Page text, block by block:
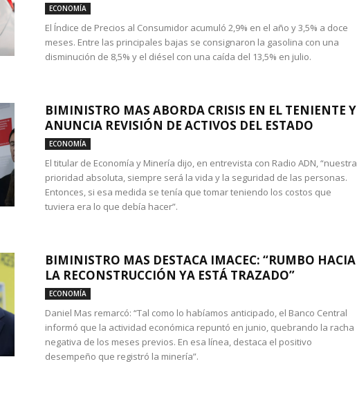
ECONOMÍA
El Índice de Precios al Consumidor acumuló 2,9% en el año y 3,5% a doce
meses. Entre las principales bajas se consignaron la gasolina con una
disminución de 8,5% y el diésel con una caída del 13,5% en julio.
BIMINISTRO MAS ABORDA CRISIS EN EL TENIENTE Y
ANUNCIA REVISIÓN DE ACTIVOS DEL ESTADO
ECONOMÍA
El titular de Economía y Minería dijo, en entrevista con Radio ADN, “nuestra
prioridad absoluta, siempre será la vida y la seguridad de las personas.
Entonces, si esa medida se tenía que tomar teniendo los costos que
tuviera era lo que debía hacer”.
BIMINISTRO MAS DESTACA IMACEC: “RUMBO HACIA
LA RECONSTRUCCIÓN YA ESTÁ TRAZADO”
ECONOMÍA
Daniel Mas remarcó: “Tal como lo habíamos anticipado, el Banco Central
informó que la actividad económica repuntó en junio, quebrando la racha
negativa de los meses previos. En esa línea, destaca el positivo
desempeño que registró la minería”.